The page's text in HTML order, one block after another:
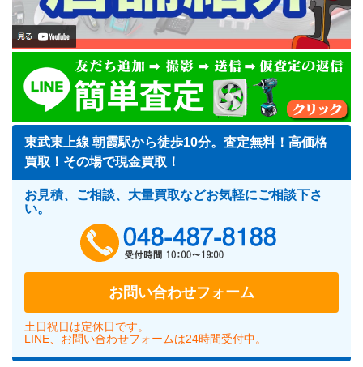
東武東上線 朝霞駅から徒歩10分。査定無料！高価格
買取！その場で現金買取！
お見積、ご相談、大量買取などお気軽にご相談下さ
い。
お問い合わせフォーム
土日祝日は定休日です。
LINE、お問い合わせフォームは24時間受付中。